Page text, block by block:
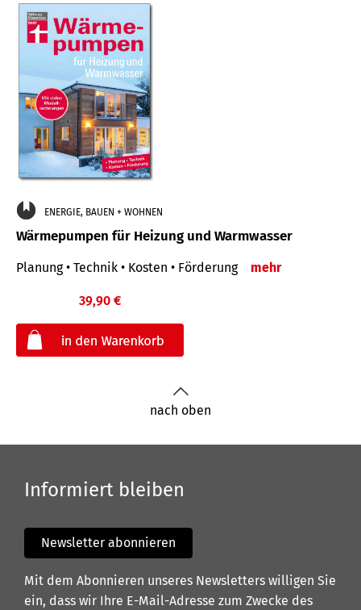
ENERGIE, BAUEN + WOHNEN
Wärmepumpen für Heizung und Warmwasser
Planung • Technik • Kosten • Förderung mehr
39,90 €
nach oben
Informiert bleiben
Newsletter abonnieren
Mit dem Abonnieren unseres Newsletters willigen Sie
ein, dass wir Ihre E-Mail-Adresse zum Zwecke des